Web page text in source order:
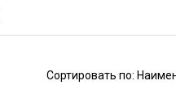
Сортировать по: